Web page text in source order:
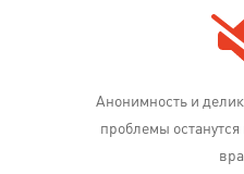
Анонимность и
проблемы